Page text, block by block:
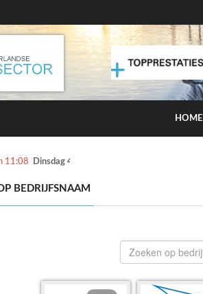
HOME
11:08 Dinsdag 4 augustus kans op smog door ozon
BEDRIJFSNAAM